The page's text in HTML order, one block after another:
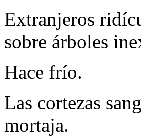
Extranjeros
sobre árboles
Hace frío.
Las cortezas
mortaja.